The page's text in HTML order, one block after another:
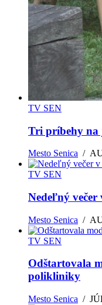
TV SEN
Tri príbehy na
Mesto Senica /
TV SEN
Nedeľný
Mesto Senica /
TV SEN
Odštartovala
polikliniky
Mesto Senica /